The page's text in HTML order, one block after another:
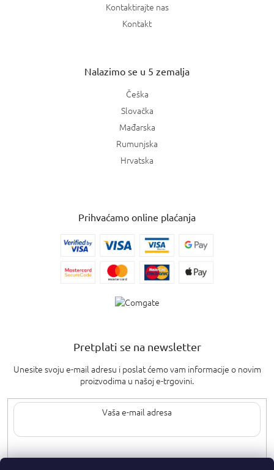
Kontaktirajte nas
Kontakt
Nalazimo se u 5 zemalja
Češka
Slovačka
Mađarska
Rumunjska
Hrvatska
Prihvaćamo online plaćanja
Pretplati se na newsletter
Unesite svoju e-mail adresu i poslat ćemo vam informacije o novim
proizvodima u našoj e-trgovini.
Upisom svoje e-pošte pristajete nauvjete privatnosti.